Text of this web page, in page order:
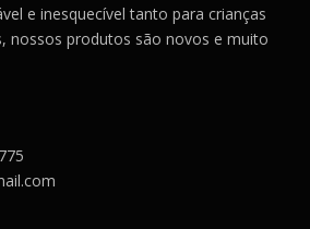
e inesquecível tanto para crianças
nossos produtos são novos e muito